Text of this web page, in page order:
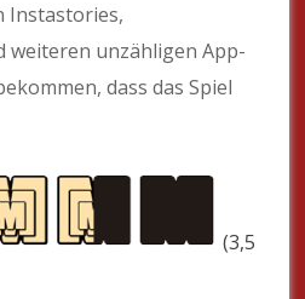
Instastories,
weiteren unzähligen App-
dass das Spiel
(3,5